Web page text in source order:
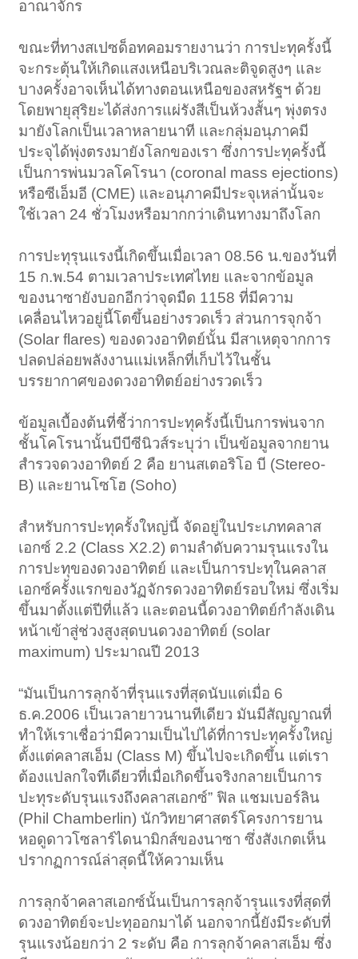
อาณาจักร
ขณะที่ทางสเปซด็อทคอมรายงานว่า การปะทุครั้งนี้
จะกระตุ้นให้เกิดแสงเหนือบริเวณละติจูดสูงๆ และ
บางครั้งอาจเห็นได้ทางตอนเหนือของสหรัฐฯ ด้วย
โดยพายุสุริยะได้ส่งการแผ่รังสีเป็นห้วงสั้นๆ พุ่งตรง
มายังโลกเป็นเวลาหลายนาที และกลุ่มอนุภาคมี
ประจุได้พุ่งตรงมายังโลกของเรา ซึ่งการปะทุครั้งนี้
เป็นการพ่นมวลโคโรนา (coronal mass ejections)
หรือซีเอ็มอี (CME) และอนุภาคมีประจุเหล่านั้นจะ
ใช้เวลา 24 ชั่วโมงหรือมากกว่าเดินทางมาถึงโลก
การปะทุรุนแรงนี้เกิดขึ้นเมื่อเวลา 08.56 น.ของวันที่
15 ก.พ.54 ตามเวลาประเทศไทย และจากข้อมูล
ของนาซายังบอกอีกว่าจุดมืด 1158 ที่มีความ
เคลื่อนไหวอยู่นี้โตขึ้นอย่างรวดเร็ว ส่วนการจุกจ้า
(Solar flares) ของดวงอาทิตย์นั้น มีสาเหตุจากการ
ปลดปล่อยพลังงานแม่เหล็กที่เก็บไว้ในชั้น
บรรยากาศของดวงอาทิตย์อย่างรวดเร็ว
ข้อมูลเบื้องต้นที่ชี้ว่าการปะทุครั้งนี้เป็นการพ่นจาก
ชั้นโคโรนานั้นบีบีซีนิวส์ระบุว่า เป็นข้อมูลจากยาน
สำรวจดวงอาทิตย์ 2 คือ ยานสเตอริโอ บี (Stereo-
B) และยานโซโฮ (Soho)
สำหรับการปะทุครั้งใหญ่นี้ จัดอยู่ในประเภทคลาส
เอกซ์ 2.2 (Class X2.2) ตามลำดับความรุนแรงใน
การปะทุของดวงอาทิตย์ และเป็นการปะทุในคลาส
เอกซ์ครั้งแรกของวัฏจักรดวงอาทิตย์รอบใหม่ ซึ่งเริ่ม
ขึ้นมาตั้งแต่ปีที่แล้ว และตอนนี้ดวงอาทิตย์กำลังเดิน
หน้าเข้าสู่ช่วงสูงสุดบนดวงอาทิตย์ (solar
maximum) ประมาณปี 2013
“มันเป็นการลุกจ้าที่รุนแรงที่สุดนับแต่เมื่อ 6
ธ.ค.2006 เป็นเวลายาวนานทีเดียว มันมีสัญญาณที่
ทำให้เราเชื่อว่ามีความเป็นไปได้ที่การปะทุครั้งใหญ่
ตั้งแต่คลาสเอ็ม (Class M) ขึ้นไปจะเกิดขึ้น แต่เรา
ต้องแปลกใจทีเดียวที่เมื่อเกิดขึ้นจริงกลายเป็นการ
ปะทุระดับรุนแรงถึงคลาสเอกซ์” ฟิล แชมเบอร์ลิน
(Phil Chamberlin) นักวิทยาศาสตร์โครงการยาน
หอดูดาวโซลาร์ไดนามิกส์ของนาซา ซึ่งสังเกตเห็น
ปรากฏการณ์ล่าสุดนี้ให้ความเห็น
การลุกจ้าคลาสเอกซ์นั้นเป็นการลุกจ้ารุนแรงที่สุดที่
ดวงอาทิตย์จะปะทุออกมาได้ นอกจากนี้ยังมีระดับที่
รุนแรงน้อยกว่า 2 ระดับ คือ การลุกจ้าคลาสเอ็ม ซึ่ง